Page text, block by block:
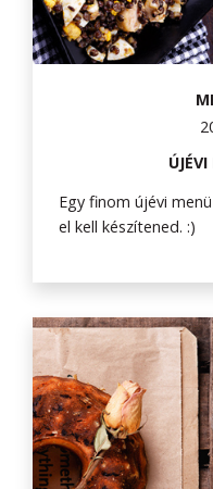
Egy finom újévi
el kell készítened. :)